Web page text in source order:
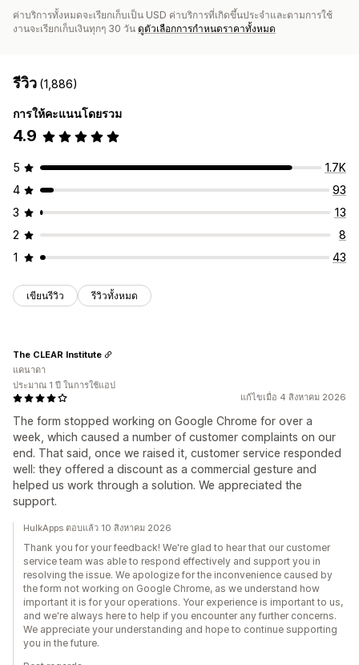
ค่าบริการทั้งหมดจะเรียกเก็บเป็น USD ค่าบริการที่เกิดขึ้นประจำและตามการใช้
งานจะเรียกเก็บเงินทุกๆ 30 วัน ดูตัวเลือกการกำหนดราคาทั้งหมด
รีวิว (1,886)
การให้คะแนนโดยรวม
4.9
5
1.7K
4
93
3
13
2
8
1
43
เขียนรีวิว รีวิวทั้งหมด
แก้ไขเมื่อ 4 สิงหาคม 2026
The form stopped working on Google Chrome for over a
week, which caused a number of customer complaints on our
end. That said, once we raised it, customer service responded
well: they offered a discount as a commercial gesture and
helped us work through a solution. We appreciated the
support.
The CLEAR Institute
แคนาดา
ประมาณ 1 ปี ในการใช้แอป
HulkApps ตอบแล้ว 10 สิงหาคม 2026
Thank you for your feedback! We're glad to hear that our customer
service team was able to respond effectively and support you in
resolving the issue. We apologize for the inconvenience caused by
the form not working on Google Chrome, as we understand how
important it is for your operations. Your experience is important to us,
and we're always here to help if you encounter any further concerns.
We appreciate your understanding and hope to continue supporting
you in the future.